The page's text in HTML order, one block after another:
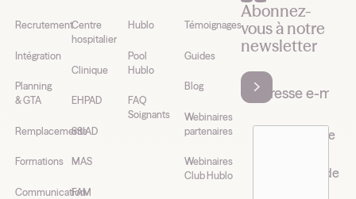
Recrutement
Intégration
Planning
& GTA
Remplacements
Formations
Communication
Centre
hospitalier
Clinique
EHPAD
SSIAD
MAS
FAM
Hublo
Pool
Hublo
FAQ
Soignants
Témoignages
Guides
Blog
Webinaires
partenaires
Webinaires
Club Hublo
Abonnez-
vous à notre
newsletter
J’accepte de
newsletter de